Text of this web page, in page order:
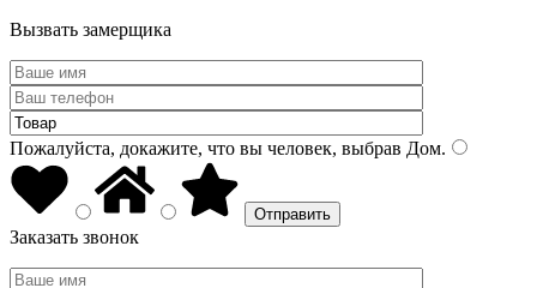
Вызвать замерщика
Пожалуйста, докажите, что вы человек, выбрав Дом.
Заказать звонок